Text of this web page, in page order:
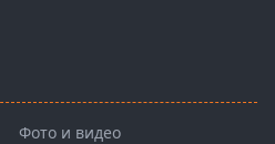
Фото и видео